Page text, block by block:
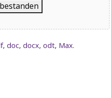
doc, docx, odt, Max.